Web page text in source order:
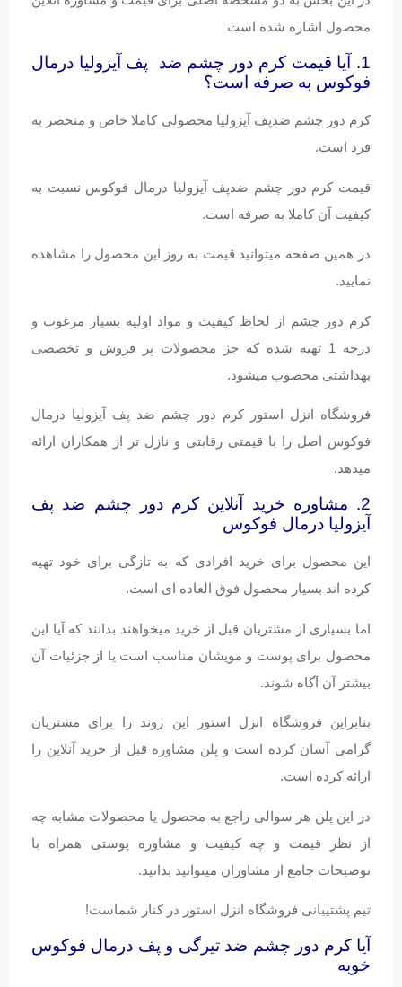
محصول اشاره شده است
1. آیا قیمت کرم دور چشم ضد پف آیزولیا درمال
فوکوس به صرفه است؟
کرم دور چشم ضدپف آیزولیا محصولی کاملا خاص و منحصر به
فرد است.
قیمت کرم دور چشم ضدپف آیزولیا درمال فوکوس نسبت به
کیفیت آن کاملا به صرفه است.
در همین صفحه میتوانید قیمت به روز این محصول را مشاهده
نمایید.
کرم دور چشم از لحاظ کیفیت و مواد اولیه بسیار مرغوب و
درجه 1 تهیه شده که جز محصولات پر فروش و تخصصی
بهداشتی محصوب میشود.
فروشگاه انزل استور کرم دور چشم ضد پف آیزولیا درمال
فوکوس اصل را با قیمتی رقابتی و نازل تر از همکاران ارائه
میدهد.
2. مشاوره خرید آنلاین کرم دور چشم ضد پف
آیزولیا درمال فوکوس
این محصول برای خرید افرادی که به تازگی برای خود تهیه
کرده اند بسیار محصول فوق العاده ای است.
اما بسیاری از مشتریان قبل از خرید میخواهند بدانند که آیا این
محصول برای پوست و مویشان مناسب است یا از جزئیات آن
بیشتر آن آگاه شوند.
بنابراین فروشگاه انزل استور این روند را برای مشتریان
گرامی آسان کرده است و پلن مشاوره قبل از خرید آنلاین را
ارائه کرده است.
در این پلن هر سوالی راجع به محصول یا محصولات مشابه چه
از نظر قیمت و چه کیفیت و مشاوره پوستی همراه با
توضیحات جامع از مشاوران میتوانید بدانید.
تیم پشتیبانی فروشگاه انزل استور در کنار شماست!
آیا کرم دور چشم ضد تیرگی و پف درمال فوکوس
خوبه